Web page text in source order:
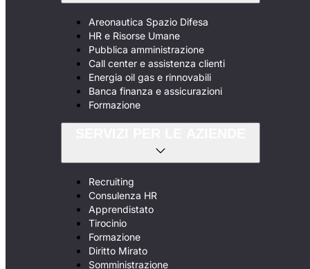
Areonautica Spazio Difesa
HR e Risorse Umane
Pubblica amministrazione
Call center e assistenza clienti
Energia oil gas e rinnovabili
Banca finanza e assicurazioni
Formazione
Recruiting
Consulenza HR
Apprendistato
Tirocinio
Formazione
Diritto Mirato
Somministrazione